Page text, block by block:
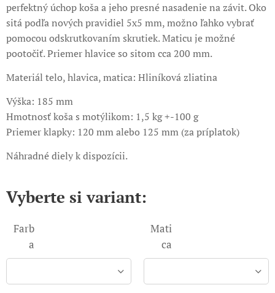
perfektný úchop koša a jeho presné nasadenie na závit. Oko
sitá podľa nových pravidiel 5x5 mm, možno ľahko vybrať
pomocou odskrutkovaním skrutiek. Maticu je možné
pootočiť. Priemer hlavice so sitom cca 200 mm.
Materiál telo, hlavica, matica: Hliníková zliatina
Výška: 185 mm
Hmotnosť koša s motýlikom: 1,5 kg +-100 g
Priemer klapky: 120 mm alebo 125 mm (za príplatok)
Náhradné diely k dispozícii.
Vyberte si variant:
Farb
a
Mati
ca